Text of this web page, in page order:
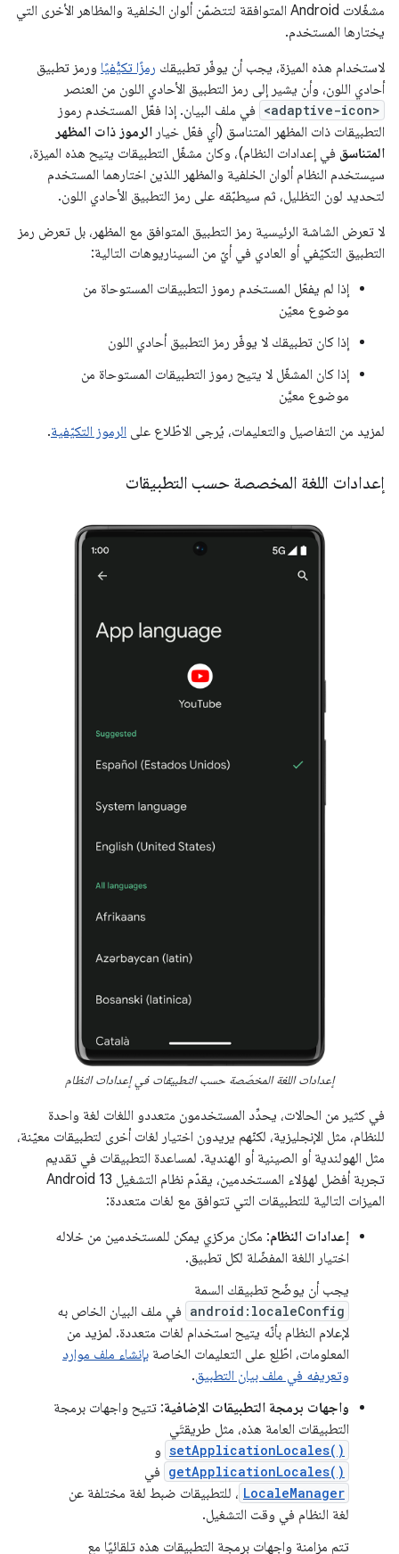
مشغّلات Android المتوافقة لتتضمّن ألوان الخلفية والمظاهر الأخرى التي
يختارها المستخدم.
لاستخدام هذه الميزة، يجب أن يوفّر تطبيقك رمزًا تكيُّفيًا ورمز تطبيق
أحادي اللون، وأن يشير إلى رمز التطبيق الأحادي اللون من العنصر
<adaptive-icon> في ملف البيان. إذا فعّل المستخدم رموز
التطبيقات ذات المظهر المتناسق (أي فعّل خيار الرموز ذات المظهر
المتناسق في إعدادات النظام)، وكان مشغّل التطبيقات يتيح هذه الميزة،
سيستخدم النظام ألوان الخلفية والمظهر اللذين اختارهما المستخدم
لتحديد لون التظليل، ثم سيطبّقه على رمز التطبيق الأحادي اللون.
لا تعرض الشاشة الرئيسية رمز التطبيق المتوافق مع المظهر، بل تعرض رمز
التطبيق التكيّفي أو العادي في أيّ من السيناريوهات التالية:
إذا لم يفعّل المستخدم رموز التطبيقات المستوحاة من
موضوع معيّن
إذا كان تطبيقك لا يوفّر رمز التطبيق أحادي اللون
إذا كان المشغّل لا يتيح رموز التطبيقات المستوحاة من
موضوع معيَّن
لمزيد من التفاصيل والتعليمات، يُرجى الاطّلاع على الرموز التكيّفية.
إعدادات اللغة المخصصة حسب التطبيقات
إعدادات اللغة المخصّصة حسب التطبيقات في إعدادات النظام
في كثير من الحالات، يحدِّد المستخدمون متعددو اللغات لغة واحدة
للنظام، مثل الإنجليزية، لكنّهم يريدون اختيار لغات أخرى لتطبيقات معيّنة،
مثل الهولندية أو الصينية أو الهندية. لمساعدة التطبيقات في تقديم
تجربة أفضل لهؤلاء المستخدمين، يقدّم نظام التشغيل Android 13
الميزات التالية للتطبيقات التي تتوافق مع لغات متعددة:
إعدادات النظام: مكان مركزي يمكن للمستخدمين من خلاله
اختيار اللغة المفضّلة لكل تطبيق.
يجب أن يوضّح تطبيقك السمة
android:localeConfig في ملف البيان الخاص به
لإعلام النظام بأنّه يتيح استخدام لغات متعددة. لمزيد من
المعلومات، اطّلِع على التعليمات الخاصة بإنشاء ملف موارد
وتعريفه في ملف بيان التطبيق.
واجهات برمجة التطبيقات الإضافية: تتيح واجهات برمجة
التطبيقات العامة هذه، مثل طريقتَي
setApplicationLocales() و
getApplicationLocales() في
LocaleManager ، للتطبيقات ضبط لغة مختلفة عن
لغة النظام في وقت التشغيل.
تتم مزامنة واجهات برمجة التطبيقات هذه تلقائيًا مع